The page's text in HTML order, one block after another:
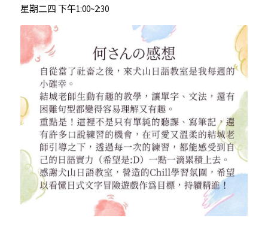
星期二四 下午1:00~2:30